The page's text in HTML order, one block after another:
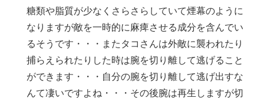
糖類や脂質が少なくさらさらしていて煙幕のように
なりますが敵を一時的に麻痺させる成分を含んでい
るそうです・・・またタコさんは外敵に襲われたり
捕らえられたりした時は腕を切り離して逃げること
ができます・・・自分の腕を切り離して逃げ出すな
んて凄いですよね・・・その後腕は再生しますが切